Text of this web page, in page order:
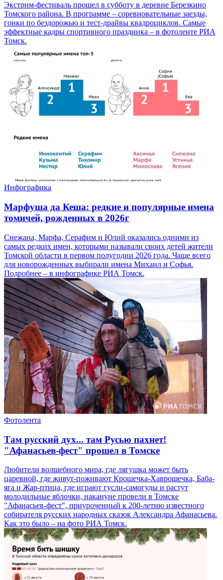
Экстрим-фестиваль прошел в субботу в деревне Березкино
Томского района. В программе – соревновательные заезды,
гонки по бездорожью и тест-драйвы квадроциклов. Самые
эффектные кадры спортивного праздника – в фотоленте РИА
Томск.
Инфографика
Марфуша да Кеша: редкие и популярные имена
томичей, рожденных в 2026г
Снежана, Марфа, Серафим и Юлий оказались одними из
самых редких имен, которыми называли своих детей жители
Томской области в первом полугодии 2026 года. Чаще всего
для новорожденных выбирали имена Михаил и Софья.
Подробнее – в инфографике РИА Томск.
Фотолента
Там русский дух... там Русью пахнет!
"Афанасьев-фест" прошел в Томске
Любители волшебного мира, где лягушка может быть
царевной, где живут-поживают Крошечка-Хаврошечка, Баба-
яга и Жар-птица, где играют гусли-самогуды и растут
молодильные яблочки, накануне провели в Томске
"Афанасьев-фест", приуроченный к 200-летию известного
собирателя русских народных сказок Александра Афанасьева.
Как это было – на фото РИА Томск.